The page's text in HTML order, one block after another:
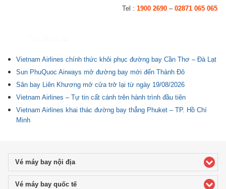
Tel : 1900 2690– 02871 065 065
Vietnam Airlines chính thức khôi phục đường bay Cần Thơ – Đà Lạt
Sun PhuQuoc Airways mở đường bay mới đến Thành Đô
Sân bay Liên Khương mở cửa trở lại từ ngày 19/08/2026
Vietnam Airlines – Tự tin cất cánh trên hành trình đầu tiên
Vietnam Airlines khai thác đường bay thẳng Phuket – TP. Hồ Chí
Minh
Vé máy bay nội địaclick to expand contents
Vé máy bay quốc tếclick to expand contents